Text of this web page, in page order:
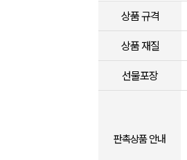
상품 규격
상품 재질
선물포장
판촉상품 안내